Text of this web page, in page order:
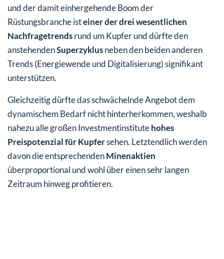
und der damit einhergehende Boom der
Rüstungsbranche isteiner der drei wesentlichen
Nachfragetrendsrund um Kupfer und dürfte den
anstehendenSuperzyklusneben den beiden anderen
Trends (Energiewende und Digitalisierung) signifikant
unterstützen.
Gleichzeitig dürfte das schwächelnde Angebot dem
dynamischem Bedarf nicht hinterherkommen, weshalb
nahezu alle großen Investmentinstitutehohes
Preispotenzial für Kupfersehen. Letztendlich werden
davon die entsprechendenMinenaktien
überproportional und wohl über einen sehr langen
Zeitraum hinweg profitieren.